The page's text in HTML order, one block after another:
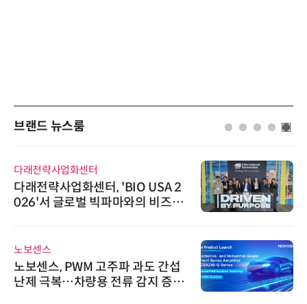
브랜드 뉴스룸
다래전략사업화센터
다래전략사업화센터, 'BIO USA 2
026'서 글로벌 빅파마와의 비즈니
노보센스
노보센스, PWM 고주파 과도 간섭
난제 극복…차량용 전류 감지 증폭